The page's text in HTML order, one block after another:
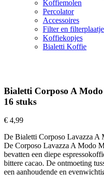
Koffiemolen
Percolator
Accessoires
Filter en filterplaatje
Koffiekopjes
Bialetti Koffie
Bialetti Corposo A
16 stuks
€ 4,99
De Bialetti Corposo Lavazza A
De Corposo Lavazza A Modo
bevatten een diepe
bittere cacao. De ontmoeting
een aanhoudende en